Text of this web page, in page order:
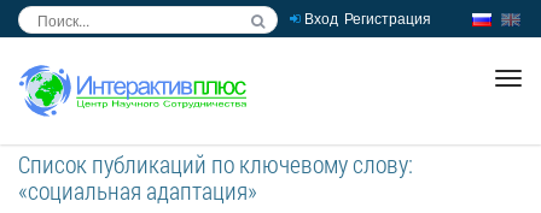
Вход Регистрация
Список публикаций по ключевому слову:
«социальная адаптация»